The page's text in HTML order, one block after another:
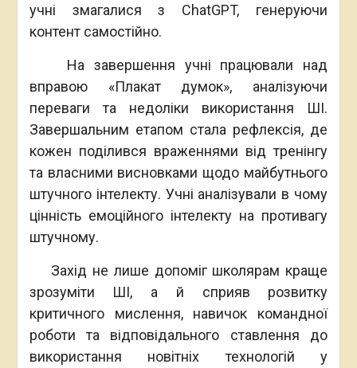
учні змагалися з ChatGPT, генеруючи
контент самостійно.
На завершення учні працювали над
вправою «Плакат думок», аналізуючи
переваги та недоліки використання ШІ.
Завершальним етапом стала рефлексія, де
кожен поділився враженнями від тренінгу
та власними висновками щодо майбутнього
штучного інтелекту. Учні аналізували в чому
цінність емоційного інтелекту на противагу
штучному.
Захід не лише допоміг школярам краще
зрозуміти ШІ, а й сприяв розвитку
критичного мислення, навичок командної
роботи та відповідального ставлення до
використання новітніх технологій у